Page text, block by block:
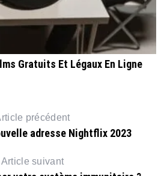
Gratuits Et Légaux En Ligne
précédent
adresse Nightflix 2023
Article suivant